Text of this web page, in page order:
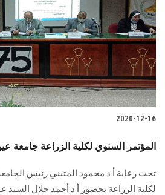
2020-12-16
المؤتمر السنوي لكلية الزراعة
تحت رعاية أ.د.محمود المتيني رئيس
لكلية الزراعة بحضور أ.د.أحمد جلال السيد